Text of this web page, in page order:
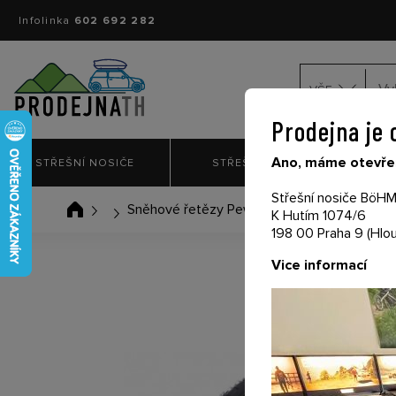
Infolinka 602 692 282
VŠE
STŘEŠNÍ NOSIČE STŘEŠNÍ BOXY
Sněhové řetězy Pewag Brenta-C 4x4 XMR
Prodejna je
Ano, máme
Střešní nosiče
K Hutím 1074/6
198 00 Praha 9
Vice informací